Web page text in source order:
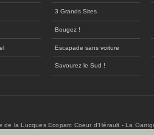
3 Grands Sites
Bougez !
Escapade sans voiture
Savourez le Sud !
de la Lucques Ecoparc Coeur d'Hérault - La